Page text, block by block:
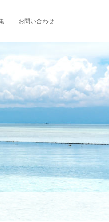
お問い合わせ